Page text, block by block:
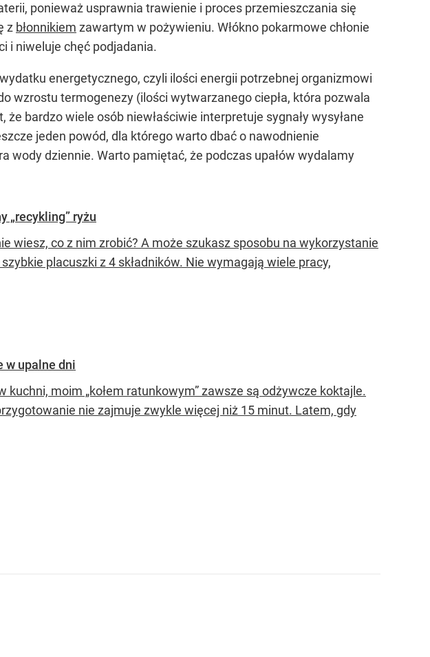
ponieważ usprawnia trawienie i proces przemieszczania się
z błonnikiem zawartym w pożywieniu. Włókno pokarmowe chłonie
i niweluje chęć podjadania.
energetycznego, czyli ilości energii potrzebnej organizmowi
wzrostu termogenezy (ilości wytwarzanego ciepła, która pozwala
bardzo wiele osób niewłaściwie interpretuje sygnały wysyłane
jeden powód, dla którego warto dbać o nawodnienie
wody dziennie. Warto pamiętać, że podczas upałów wydalamy
„recykling” ryżu
wiesz, co z nim zrobić? A może szukasz sposobu na wykorzystanie
placuszki z 4 składników. Nie wymagają wiele pracy,
w upalne dni
kuchni, moim „kołem ratunkowym” zawsze są odżywcze koktajle.
nie zajmuje zwykle więcej niż 15 minut. Latem, gdy